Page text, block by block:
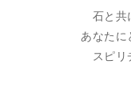
石と共
あなたに
スピ